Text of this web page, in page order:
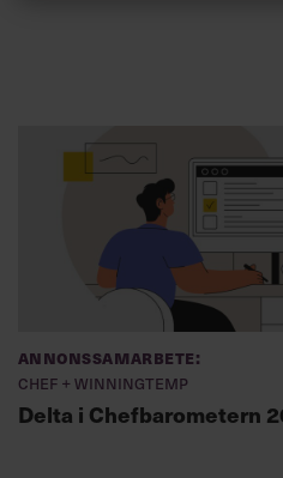
Annonssamarbete:
Chef + Winningtemp
Delta i Chefbarometern